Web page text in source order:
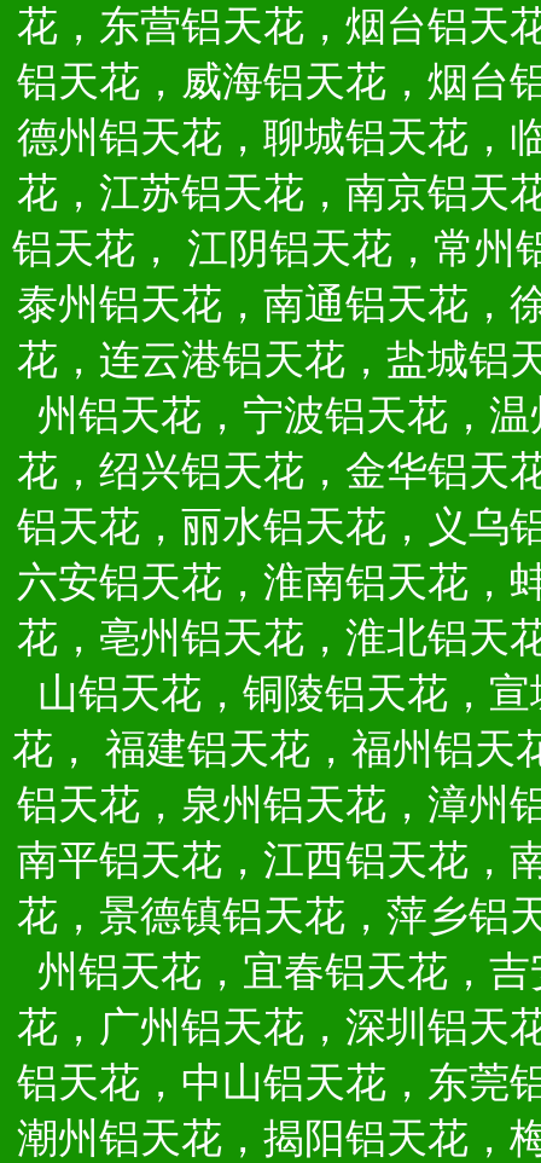
花，东营铝天花，烟台铝天
铝天花，威海铝天花，烟台
德州铝天花，聊城铝天花，
花，江苏铝天花，南京铝天
铝天花，
江阴铝天花，常州
泰州铝天花，南通铝天花，
花，连云港铝天花，盐城铝
州铝天花，宁波铝天花，
花，绍兴铝天花，金华铝天
铝天花，丽水铝天花，义乌
六安铝天花，淮南铝天花，
花，亳州铝天花，淮北铝天
山铝天花，铜陵铝天花，
花，
福建铝天花，福州铝天
铝天花，泉州铝天花，漳州
南平铝天花，江西铝天花，
花，景德镇铝天花，萍乡铝
州铝天花，宜春铝天花，
花，广州铝天花，深圳铝天
铝天花，中山铝天花，东莞
潮州铝天花，揭阳铝天花，